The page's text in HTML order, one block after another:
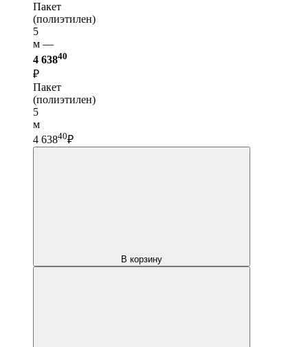
Пакет
(полиэтилен)
5
м —
4 63840
₽
Пакет
(полиэтилен)
5
м
4 63840₽
В корзину